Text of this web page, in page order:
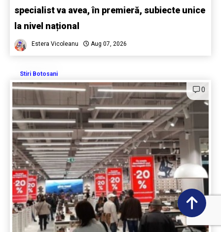
specialist va avea, în premieră, subiecte unice
la nivel național
Estera Vicoleanu Aug 07, 2026
Stiri Botosani
0